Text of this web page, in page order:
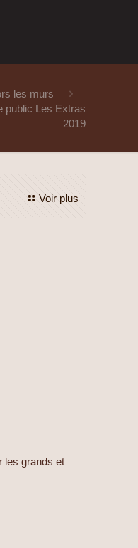
les murs
public Les Extras
2019
Voir plus
les grands et